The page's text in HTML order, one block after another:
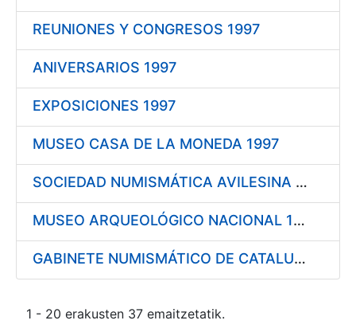
REUNIONES Y CONGRESOS 1997
ANIVERSARIOS 1997
EXPOSICIONES 1997
MUSEO CASA DE LA MONEDA 1997
SOCIEDAD NUMISMÁTICA AVILESINA 1997
MUSEO ARQUEOLÓGICO NACIONAL 1997
GABINETE NUMISMÁTICO DE CATALUÑA 1997
1 - 20 erakusten 37 emaitzetatik.